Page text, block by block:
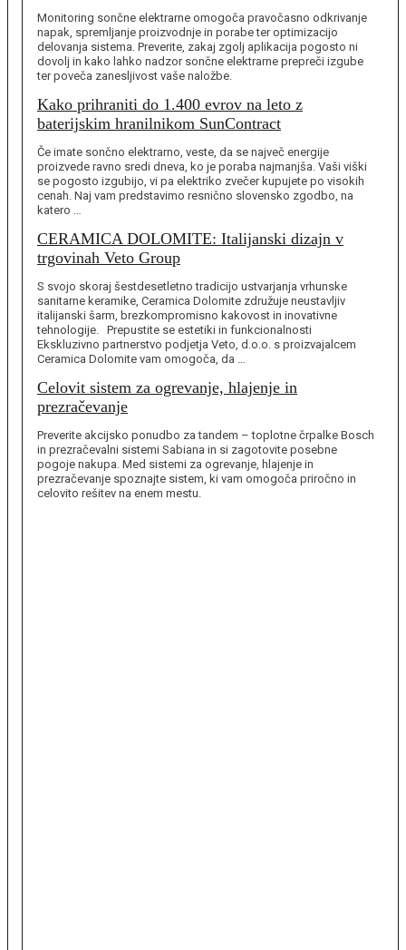
Monitoring sončne elektrarne omogoča pravočasno odkrivanje
napak, spremljanje proizvodnje in porabe ter optimizacijo
delovanja sistema. Preverite, zakaj zgolj aplikacija pogosto ni
dovolj in kako lahko nadzor sončne elektrarne prepreči izgube
ter poveča zanesljivost vaše naložbe.
Kako prihraniti do 1.400 evrov na leto z
baterijskim hranilnikom SunContract
Če imate sončno elektrarno, veste, da se največ energije
proizvede ravno sredi dneva, ko je poraba najmanjša. Vaši viški
se pogosto izgubijo, vi pa elektriko zvečer kupujete po visokih
cenah. Naj vam predstavimo resnično slovensko zgodbo, na
katero …
CERAMICA DOLOMITE: Italijanski dizajn v
trgovinah Veto Group
S svojo skoraj šestdesetletno tradicijo ustvarjanja vrhunske
sanitarne keramike, Ceramica Dolomite združuje neustavljiv
italijanski šarm, brezkompromisno kakovost in inovativne
tehnologije. Prepustite se estetiki in funkcionalnosti
Ekskluzivno partnerstvo podjetja Veto, d.o.o. s proizvajalcem
Ceramica Dolomite vam omogoča, da …
Celovit sistem za ogrevanje, hlajenje in
prezračevanje
Preverite akcijsko ponudbo za tandem – toplotne črpalke Bosch
in prezračevalni sistemi Sabiana in si zagotovite posebne
pogoje nakupa. Med sistemi za ogrevanje, hlajenje in
prezračevanje spoznajte sistem, ki vam omogoča priročno in
celovito rešitev na enem mestu.